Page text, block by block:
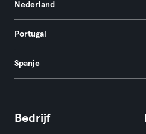
Nederland
Portugal
Spanje
Bedrijf